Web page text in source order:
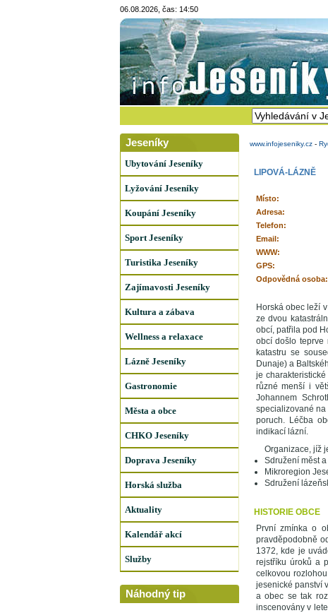
06.08.2026, čas: 14:50
Jeseníky
Ubytování Jeseníky
Lyžování Jeseníky
Koupání Jeseníky
Sport Jeseníky
Turistika Jeseníky
Zajímavosti Jeseníky
Kultura a zábava
Wellness a relaxace
Lázně Jeseníky
Gastronomie
Města a obce
CHKO Jeseníky
Doprava Jeseníky
Horská služba
Aktuality
Kalendář akcí
Služby
Náhodný tip
www.infojeseniky.cz-
LIPOVÁ-LÁZNĚ
Místo:
Adresa:
Telefon:
Email:
WWW:
GPS:
Odpovědná osoba:
Horská obec leží
ze dvou
obcí, patřila pod
obcí došlo teprve
katastru se
Dunaje) a
je
různé menší i
Johannem
specializované
poruch. Léčba
indikací lázní.
Organizace, jíž
Sdružení měst
Mikroregion
Sdružení
HISTORIE OBCE
První zmínka o
pravděpodobně
1372, kde je
rejstříku úroků a
celkovou
jesenické panství
a obec se tak
inscenovány v